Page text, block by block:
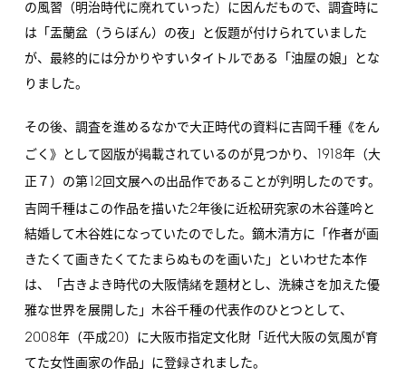
の風習（明治時代に廃れていった）に因んだもので、調査時に
は「盂蘭盆（うらぼん）の夜」と仮題が付けられていました
が、最終的には分かりやすいタイトルである「油屋の娘」とな
りました。
その後、調査を進めるなかで大正時代の資料に吉岡千種《をん
ごく》として図版が掲載されているのが見つかり、
1918年（大
正７）の第12回文展への出品作であることが判明したのです。
吉岡千種はこの作品を描いた2年後に近松研究家の木谷蓬吟と
結婚して木谷姓になっていたのでした。鏑木清方に「作者が画
きたくて画きたくてたまらぬものを画いた」といわせた本作
は、「古きよき時代の大阪情緒を題材とし、洗練さを加えた優
雅な世界を展開した」木谷千種の代表作のひとつとして、
2008年（平成20）に大阪市指定文化財「近代大阪の気風が育
てた女性画家の作品」に登録されました。